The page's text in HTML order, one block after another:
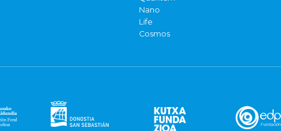
Nano
Life
Cosmos